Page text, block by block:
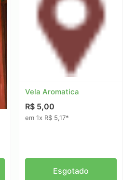
Vela Aromatica
R$ 5,00
em 1x R$ 5,17*
Esgotado